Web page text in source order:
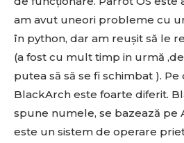
am avut uneori probleme cu
în python, dar am reușit să le
(a fost cu mult timp in urmă
putea să să se fi schimbat ).
BlackArch este foarte diferit.
spune numele, se bazează pe
este un sistem de operare